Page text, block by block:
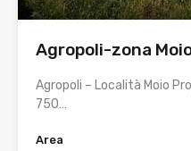
Agropoli-zona
Agropoli – Località Moio
750…
Area